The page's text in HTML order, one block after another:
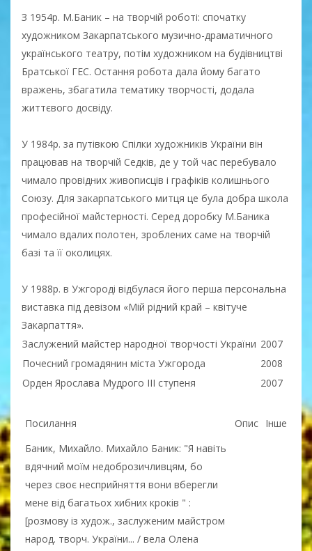
З 1954р. М.Баник – на творчій роботі: спочатку
художником Закарпатського музично-драматичного
українського театру, потім художником на будівництві
Братської ГЕС. Остання робота дала йому багато
вражень, збагатила тематику творчості, додала
життєвого досвіду.
У 1984р. за путівкою Спілки художників України він
працював на творчій Седків, де у той час перебувало
чимало провідних живописців і графіків колишнього
Союзу. Для закарпатського митця це була добра школа
професійної майстерності. Серед доробку М.Баника
чимало вдалих полотен, зроблених саме на творчій
базі та її околицях.
У 1988р. в Ужгороді відбулася його перша персональна
виставка під девізом «Мій рідний край – квітуче
Закарпаття».
Заслужений майстер народної творчості України 2007
Почесний громадянин міста Ужгорода
2008
Орден Ярослава Мудрого ІІІ ступеня
2007
Посилання Опис Інше
Баник, Михайло. Михайло Баник: "Я навіть
вдячний моїм недоброзичливцям, бо
через своє несприйняття вони вберегли
мене від багатьох хибних кроків " :
[розмову із худож., заслуженим майстром
народ. творч. України... / вела Олена